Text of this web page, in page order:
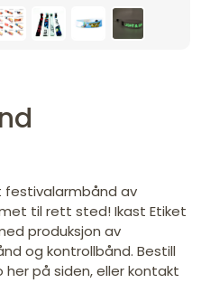
festivalarmbånd av
til rett sted! Ikast Etiket
produksjon av
og kontrollbånd. Bestill
på siden, eller kontakt